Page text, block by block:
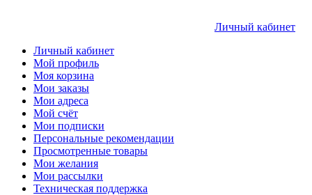
Личный кабинет
Личный кабинет
Мой профиль
Моя корзина
Мои заказы
Мои адреса
Мой счёт
Мои подписки
Персональные рекомендации
Просмотренные товары
Мои желания
Мои рассылки
Техническая поддержка